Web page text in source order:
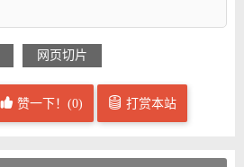
网页切片
赞一下！(0) 打赏本站